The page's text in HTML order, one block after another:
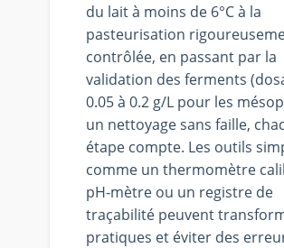
du lait à moins de 6°C à la
pasteurisation
contrôlée, en passant par la
validation des ferments
0.05 à 0.2 g/L pour les
un nettoyage sans faille,
étape compte. Les outils
comme un thermomètre
pH-mètre ou un registre de
traçabilité peuvent
pratiques et éviter des